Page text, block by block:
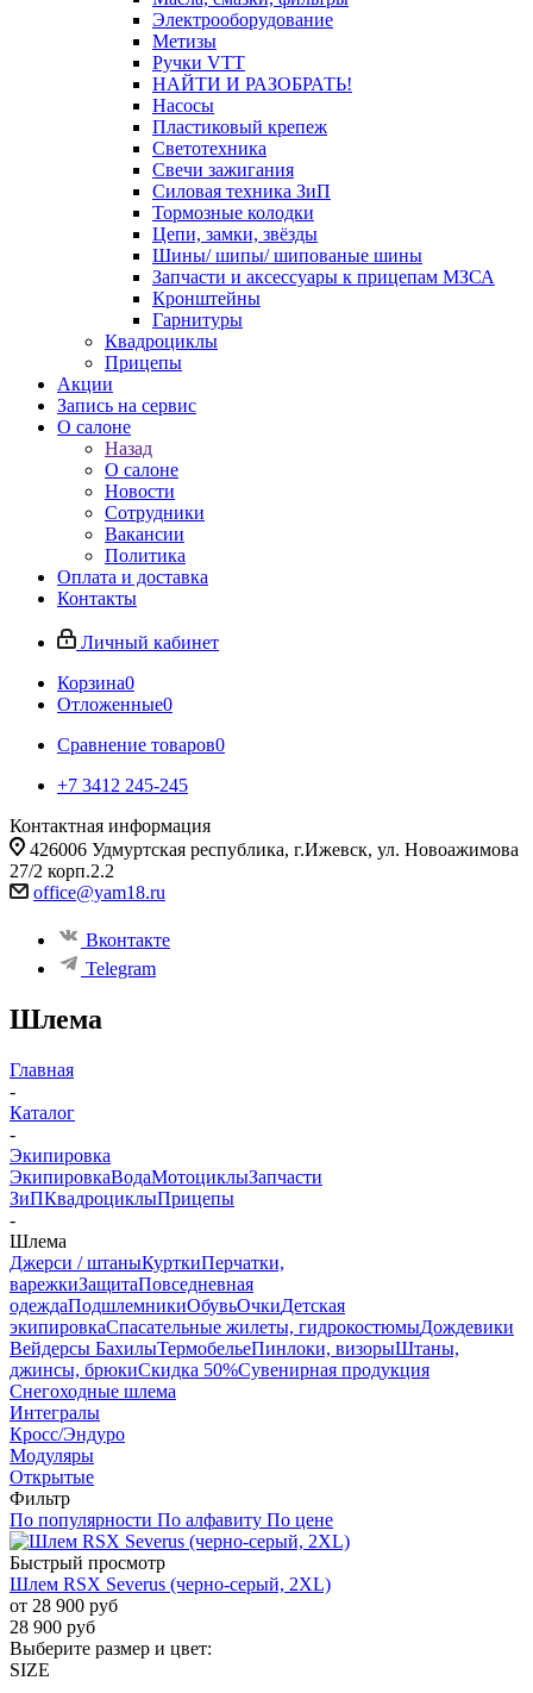
Электрооборудование
Метизы
Ручки VTT
НАЙТИ И РАЗОБРАТЬ!
Насосы
Пластиковый крепеж
Светотехника
Свечи зажигания
Силовая техника ЗиП
Тормозные колодки
Цепи, замки, звёзды
Шины/ шипы/ шипованые шины
Запчасти и аксессуары к прицепам МЗСА
Кронштейны
Гарнитуры
Квадроциклы
Прицепы
Акции
Запись на сервис
О салоне
Назад
О салоне
Новости
Сотрудники
Вакансии
Политика
Оплата и доставка
Контакты
Личный кабинет
Корзина0
Отложенные0
Сравнение товаров0
+7 3412 245-245
Контактная информация
426006 Удмуртская республика, г.Ижевск, ул. Новоажимова
27/2 корп.2.2
office@yam18.ru
Вконтакте
Telegram
Шлема
Главная
-
Каталог
-
Экипировка
ЭкипировкаВодаМотоциклыЗапчасти
ЗиПКвадроциклыПрицепы
-
Шлема
Джерси / штаныКурткиПерчатки,
варежкиЗащитаПовседневная
одеждаПодшлемникиОбувьОчкиДетская
экипировкаСпасательные жилеты, гидрокостюмыДождевики
Вейдерсы БахилыТермобельеПинлоки, визорыШтаны,
джинсы, брюкиСкидка 50%Сувенирная продукция
Снегоходные шлема
Интегралы
Кросс/Эндуро
Модуляры
Открытые
Фильтр
По популярности По алфавиту По цене
Быстрый просмотр
Шлем RSX Severus (черно-серый, 2XL)
от 28 900 руб
28 900 руб
Выберите размер и цвет:
SIZE